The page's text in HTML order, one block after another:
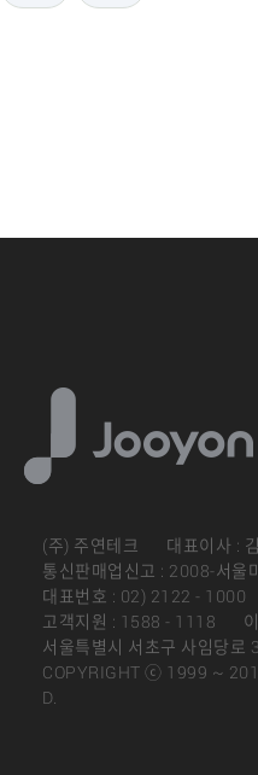
(주) 주연테크 대표이사 :
통신판매업신고 : 2008-서울
대표번호 : 02) 2122 - 1000
고객지원 : 1588 - 1118
서울특별시 서초구 사임당로
COPYRIGHT ⓒ 1999 ~
D.